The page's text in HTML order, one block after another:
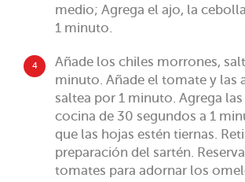
medio; Agrega el ajo, la
1 minuto.
4
Añade los chiles morrones,
minuto. Añade el tomate y las
saltea por 1 minuto. Agrega las
cocina de 30 segundos a 1
que las hojas estén tiernas.
preparación del sartén.
tomates para adornar los